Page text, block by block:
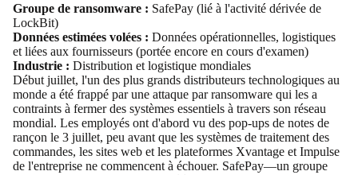
Groupe de ransomware : SafePay (lié à l'activité dérivée de
LockBit)
Données estimées volées : Données opérationnelles, logistiques
et liées aux fournisseurs (portée encore en cours d'examen)
Industrie : Distribution et logistique mondiales
Début juillet, l'un des plus grands distributeurs technologiques au
monde a été frappé par une attaque par ransomware qui les a
contraints à fermer des systèmes essentiels à travers son réseau
mondial. Les employés ont d'abord vu des pop-ups de notes de
rançon le 3 juillet, peu avant que les systèmes de traitement des
commandes, les sites web et les plateformes Xvantage et Impulse
de l'entreprise ne commencent à échouer. SafePay—un groupe